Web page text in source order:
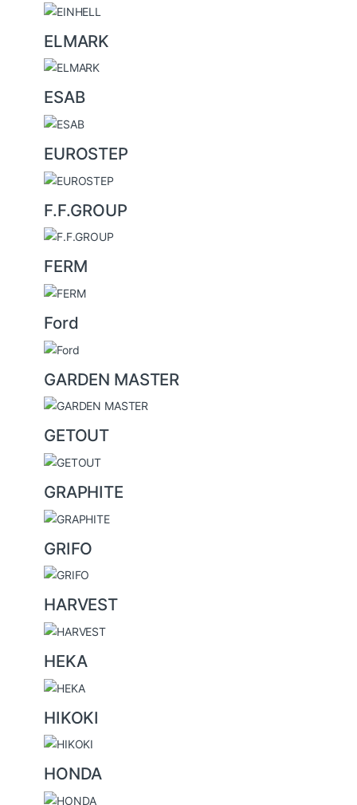
ELMARK
ESAB
EUROSTEP
F.F.GROUP
FERM
Ford
GARDEN MASTER
GETOUT
GRAPHITE
GRIFO
HARVEST
HEKA
HIKOKI
HONDA